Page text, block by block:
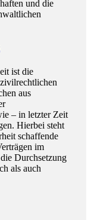
und die
ist die
aus
– in letzter Zeit
Hierbei steht
schaffende
im
Durchsetzung
als auch